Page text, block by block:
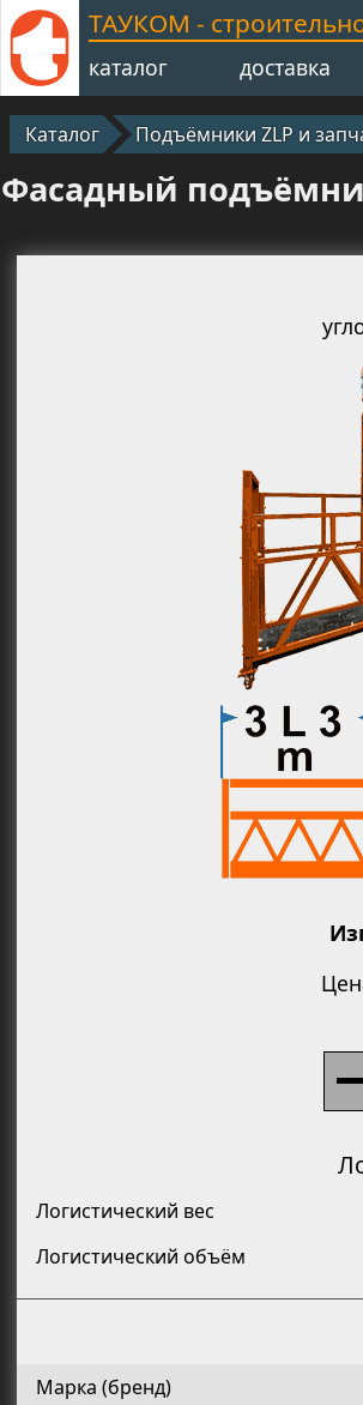
ТАУКОМ -
каталог доставка
Каталог Подъёмники ZLP и
Фасадный
Логистический вес
Логистический объём
Марка (бренд)